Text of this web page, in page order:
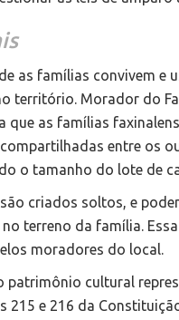
as famílias convivem e
território. Morador do
que as famílias
entre os
o tamanho do lote de
criados soltos, e
no terreno da família.
moradores do local.
patrimônio cultural
215 e 216 da